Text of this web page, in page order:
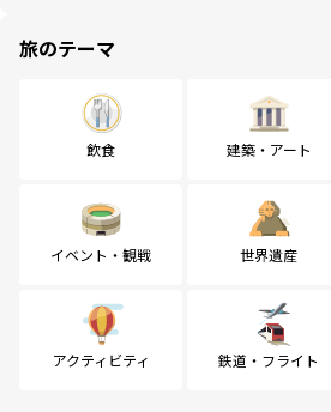
旅のテーマ
飲食 建築・アート
イベント・観戦 世界遺産
アクティビティ 鉄道・フライト